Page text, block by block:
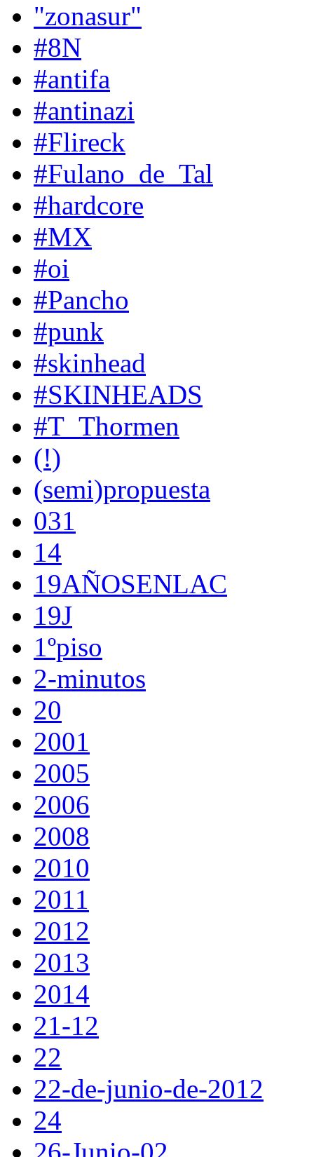
"zonasur"
#8N
#antifa
#antinazi
#Flireck
#Fulano_de_Tal
#hardcore
#MX
#oi
#Pancho
#punk
#skinhead
#SKINHEADS
#T_Thormen
(!)
(semi)propuesta
031
14
19AÑOSENLAC
19J
1ºpiso
2-minutos
20
2001
2005
2006
2008
2010
2011
2012
2013
2014
21-12
22
22-de-junio-de-2012
24